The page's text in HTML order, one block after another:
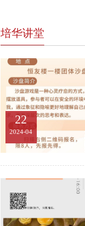
培华讲堂
22
2024-04